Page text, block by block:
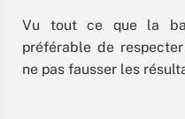
Vu tout ce que la
préférable de
ne pas fausser les